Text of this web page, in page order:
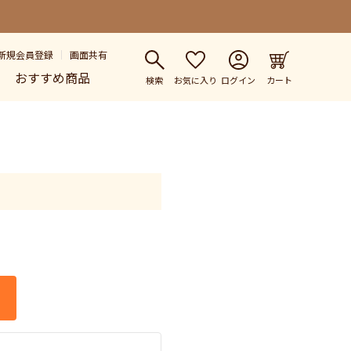
規会員登録 画面共有
おすすめ商品 検索 お気に入り ログイン カート